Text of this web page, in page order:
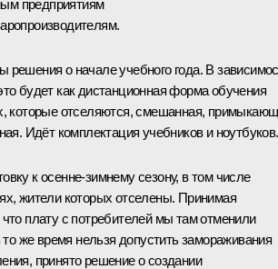
предприятиям
решения о начале учебного года. В
будет как дистанционная форма обучения
которые отселяются, смешанная,
Идёт комплектация учебников и ноутбуков.
к осенне-зимнему сезону, в том числе
жители которых отселены. Принимая
плату с потребителей мы там отменили
то же время нельзя допустить замораживания
принято решение о создании